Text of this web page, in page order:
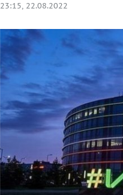
23:15, 22.08.2022